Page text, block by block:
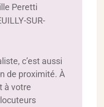
Peretti
SUR-
c’est aussi
de proximité. À
à votre